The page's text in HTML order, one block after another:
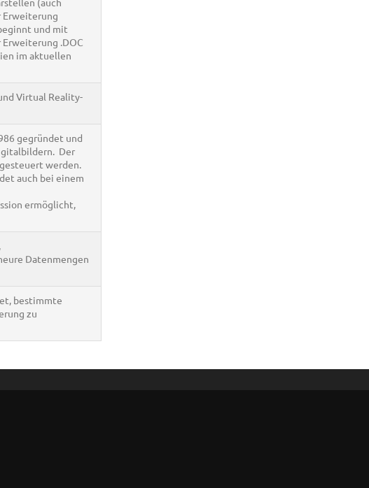
Erweiterung
und mit
.DOC
im aktuellen
Virtual Reality-
gegründet und
Der
werden.
auch bei einem
ermöglicht,
Datenmengen
bestimmte
zu